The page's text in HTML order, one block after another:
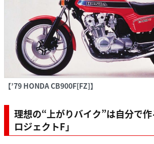
【’79 HONDA ​​CB900F[FZ]】
理想の“上がりバイク”は自分で
ロジェクトF」